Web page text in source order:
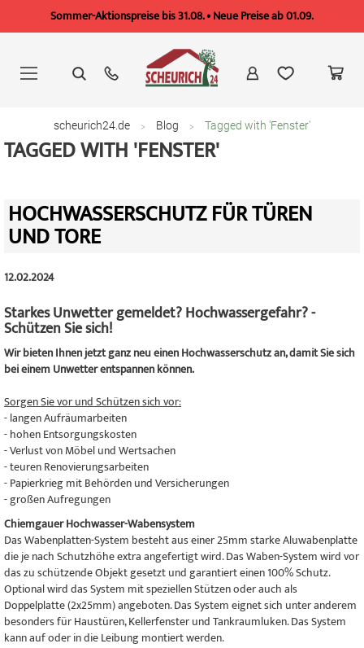
Sommer-Aktionspreise bis 31.08. • Neue Preise ab 01.09.
springen
scheurich24.de Blog Tagged with 'Fenster'
TAGGED WITH 'FENSTER'
HOCHWASSERSCHUTZ FÜR TÜREN
UND TORE
12.02.2024
Starkes Unwetter gemeldet? Hochwassergefahr? -
Schützen Sie sich!
Wir bieten Ihnen jetzt ganz neu einen Hochwasserschutz an, damit Sie sich
bei einem Unwetter entspannen können.
Sorgen Sie vor und Schützen sich vor:
- langen Aufräumarbeiten
- hohen Entsorgungskosten
- Verlust von Möbel und Wertsachen
- teuren Renovierungsarbeiten
- Papierkrieg mit Behörden und Versicherungen
- großen Aufregungen
Chiemgauer Hochwasser-Wabensystem
Das Wabenplatten-System besteht aus einer 25mm starke Aluwabenplatte
die je nach Schutzhöhe extra angefertigt wird. Das Waben-System wird vor
das zu schützende Objekt gesetzt und garantiert einen 100% Schutz.
Optional wird das System mit speziellen Stützen oder auch als
Doppelplatte (2x25mm) angeboten. Das System eignet sich unter anderem
besonders für Haustüren, Kellerfenster und Tankraumluken. Das System
kann auf oder in die Leibung montiert werden.